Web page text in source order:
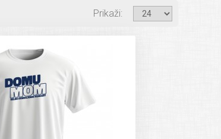
Prikaži